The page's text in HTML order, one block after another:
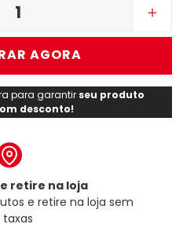
＋
AGORA
para garantir seu produto
desconto!
retire na loja
e retire na loja sem
taxas